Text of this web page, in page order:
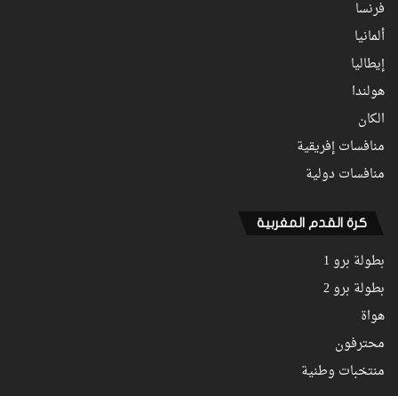
فرنسا
ألمانيا
إيطاليا
هولندا
الكان
منافسات إفريقية
منافسات دولية
كرة القدم المغربية
بطولة برو 1
بطولة برو 2
هواة
محترفون
منتخبات وطنية